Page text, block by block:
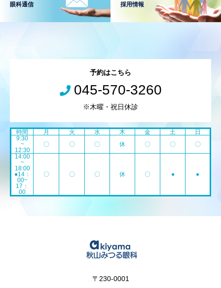
眼科通信 採用情報
予約はこちら
045-570-3260
※木曜・祝日休診
時間 月 火 水 木 金 土
日
9:30
~
12:30
〇 〇 〇 休 〇 〇
〇
14:00
~
18:00
●14：
00~
17：
00
〇 〇 〇 休 〇 ● ●
〒230-0001